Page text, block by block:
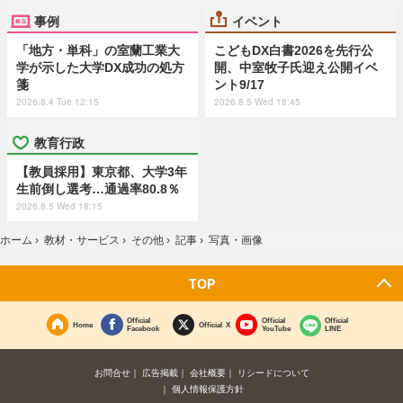
事例
「地方・単科」の室蘭工業大
学が示した大学DX成功の処方
箋
2026.8.4 Tue 12:15
イベント
こどもDX白書2026を先行公
開、中室牧子氏迎え公開イベ
ント9/17
2026.8.5 Wed 18:45
教育行政
【教員採用】東京都、大学3年
生前倒し選考…通過率80.8％
2026.8.5 Wed 18:15
ホーム › 教材・サービス › その他 › 記事 › 写真・画像
TOP
Home
Official
Facebook
Official X
Official
YouTube
Official
LINE
お問合せ 広告掲載 会社概要
リシードについて
個人情報保護方針